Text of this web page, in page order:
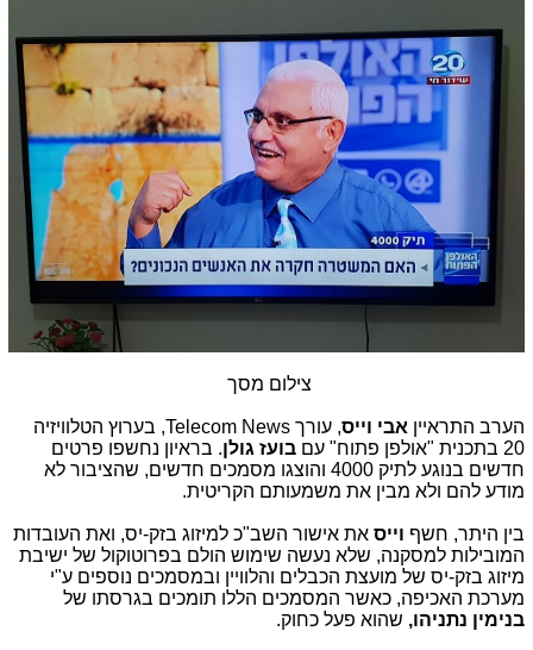
צילום מסך
הערב התראיין אבי וייס, עורך Telecom News, בערוץ הטלוויזיה
20 בתכנית "אולפן פתוח" עם
בועז גולן. בראיון נחשפו פרטים
חדשים בנוגע לתיק 4000 והוצגו מסמכים חדשים, שהציבור לא
מודע להם ולא מבין את משמעותם הקריטית.
בין היתר, חשף וייס את אישור השב"כ למיזוג בזק-יס, ואת העובדות
המובילות למסקנה, שלא נעשה שימוש הולם בפרוטוקול של ישיבת
מיזוג בזק-יס של מועצת הכבלים והלוויין ובמסמכים נוספים ע"י
מערכת האכיפה, כאשר המסמכים הללו תומכים בגרסתו של
בנימין נתניהו, שהוא פעל כחוק.